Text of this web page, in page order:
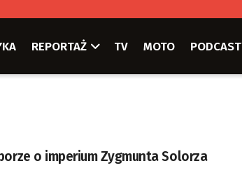
REPORTAŻ TV MOTO
o imperium Zygmunta Solorza